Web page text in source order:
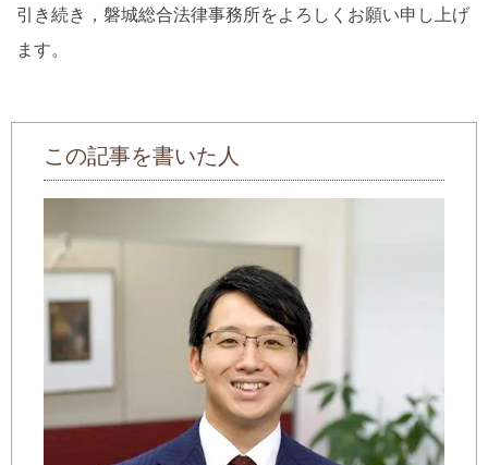
引き続き，磐城総合法律事務所をよろしくお願い申し上げ
ます。
この記事を書いた人